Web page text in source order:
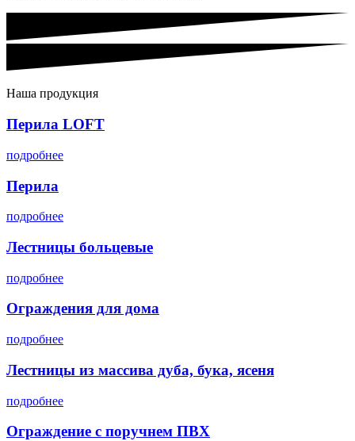
Наша продукция
Перила LOFT
подробнее
Перила
подробнее
Лестницы больцевые
подробнее
Ограждения для дома
подробнее
Лестницы из массива дуба, бука, ясеня
подробнее
Ограждение с поручнем ПВХ